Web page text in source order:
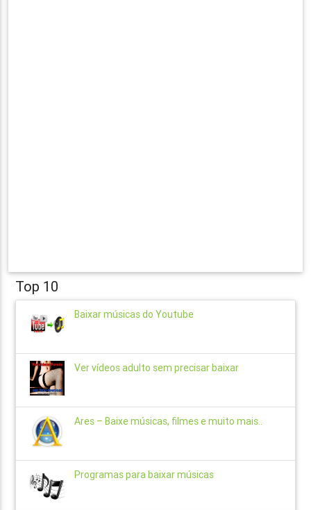
Top 10
Baixar músicas do Youtube
Ver vídeos adulto sem precisar baixar
Ares – Baixe músicas, filmes e muito mais..
Programas para baixar músicas